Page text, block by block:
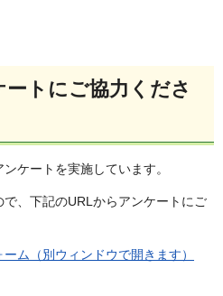
トにご協力くださ
ケートを実施しています。
、下記のURLからアンケートにご
ム（別ウィンドウで開きます）